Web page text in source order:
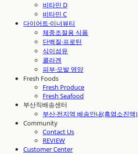
비타민 D
비타민 C
다이어트·이너뷰티
체중조절용 식품
단백질·프로틴
식이섬유
콜라겐
피부·모발 영양
Fresh Foods
Fresh Produce
Fresh Seafood
부산직배송센터
부산·전지역 배송안내(흑염소진액)
Community
Contact Us
REVIEW
Customer Center